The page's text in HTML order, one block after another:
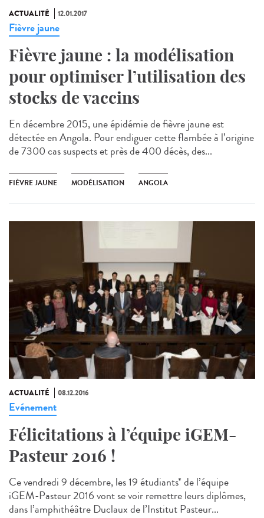
ACTUALITÉ 12.01.2017
Fièvre jaune
Fièvre jaune : la modélisation
pour optimiser l’utilisation des
stocks de vaccins
En décembre 2015, une épidémie de fièvre jaune est
détectée en Angola. Pour endiguer cette flambée à l’origine
de 7300 cas suspects et près de 400 décès, des...
FIÈVRE JAUNE MODÉLISATION ANGOLA
ACTUALITÉ 08.12.2016
Evénement
Félicitations à l’équipe iGEM-
Pasteur 2016 !
Ce vendredi 9 décembre, les 19 étudiants* de l’équipe
iGEM-Pasteur 2016 vont se voir remettre leurs diplômes,
dans l’amphithéâtre Duclaux de l’Institut Pasteur...